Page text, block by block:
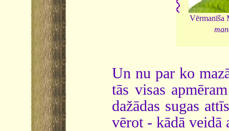
Vērmanīša
Un nu par ko
tās visas
dažādas sugas
vērot - kādā veidā